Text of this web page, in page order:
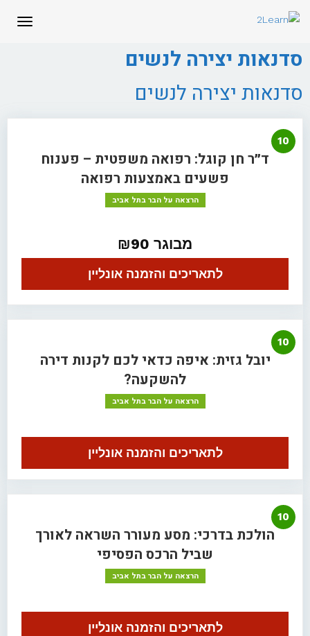
סדנאות יצירה לנשים
סדנאות יצירה לנשים
10
ד״ר חן קוגל: רפואה משפטית – פענוח
פשעים באמצעות רפואה
הרצאה על הבר בתל אביב
מבוגר ₪90
לתאריכים והזמנה אונליין
10
יובל גזית: איפה כדאי לכם לקנות דירה
להשקעה?
הרצאה על הבר בתל אביב
לתאריכים והזמנה אונליין
10
הולכת בדרכי: מסע מעורר השראה לאורך
שביל הרכס הפסיפי
הרצאה על הבר בתל אביב
לתאריכים והזמנה אונליין